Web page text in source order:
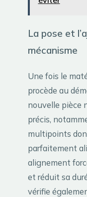
La pose et
mécanisme
Une fois le
procède au
nouvelle pièce
précis,
multipoints
parfaitement
alignement
et réduit sa
vérifie